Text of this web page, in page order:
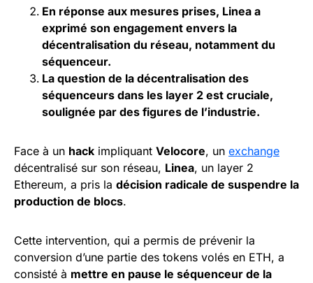
En réponse aux mesures prises, Linea a
exprimé son engagement envers la
décentralisation du réseau, notamment du
séquenceur.
La question de la décentralisation des
séquenceurs dans les layer 2 est cruciale,
soulignée par des figures de l’industrie.
Face à un hack impliquant Velocore, un exchange
décentralisé sur son réseau, Linea, un layer 2
Ethereum, a pris la décision radicale de suspendre la
production de blocs.
Cette intervention, qui a permis de prévenir la
conversion d’une partie des tokens volés en ETH, a
consisté à mettre en pause le séquenceur de la